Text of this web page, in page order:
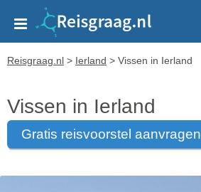
Reisgraag.nl > Ierland > Vissen in Ierland
Vissen in Ierland
gratis reisvoorstel aanvragen